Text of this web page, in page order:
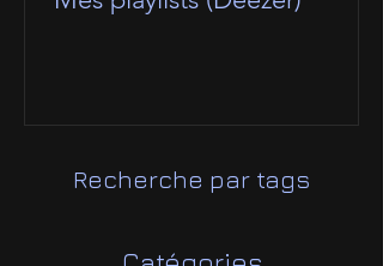
Recherche par tags